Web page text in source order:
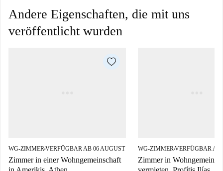
Andere Eigenschaften, die mit uns
veröffentlicht wurden
WG-ZIMMER■VERFÜGBAR AB 06 AUGUST
Zimmer in einer Wohngemeinschaft
WG-ZIMMER■VERFÜGBAR AB
Zimmer in